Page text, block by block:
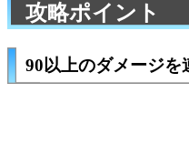
攻略ポイント
90以上のダメージを